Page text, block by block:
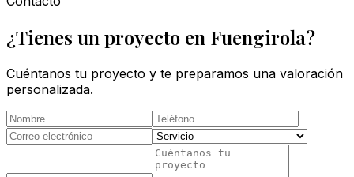
¿Tienes un proyecto en Fuengirola?
Cuéntanos tu proyecto y te preparamos una valoración
personalizada.